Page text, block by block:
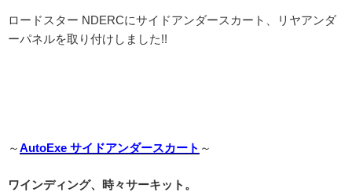
ロードスター NDERCにサイドアンダースカート、リヤアンダ
ーパネルを取り付けしました!!
～AutoExe サイドアンダースカート ～
ワインディング、時々サーキット。